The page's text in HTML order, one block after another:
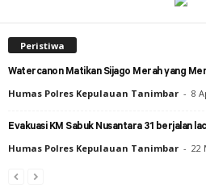
Peristiwa
Watercanon Matikan Sijago Merah yang
Humas Polres Kepulauan Tanimbar - 8
Evakuasi KM Sabuk Nusantara 31 berjalan
Humas Polres Kepulauan Tanimbar - 22